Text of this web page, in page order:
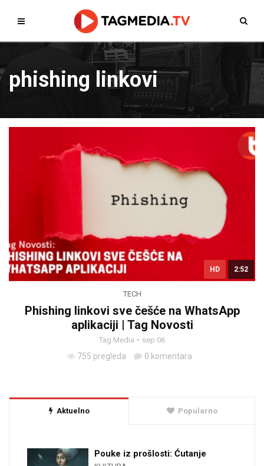
phishing linkovi
HD 2:52
TECH
Phishing linkovi sve češće na WhatsApp
aplikaciji | Tag Novosti
Tag Media sep 06
755 pregleda 0 komentara
Aktuelno Popularno
Pouke iz prošlosti: Ćutanje